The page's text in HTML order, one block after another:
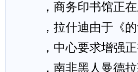
，商务印书馆正在
，拉什迪由于《的
，中心要求增强正
，南非黑人曼德拉